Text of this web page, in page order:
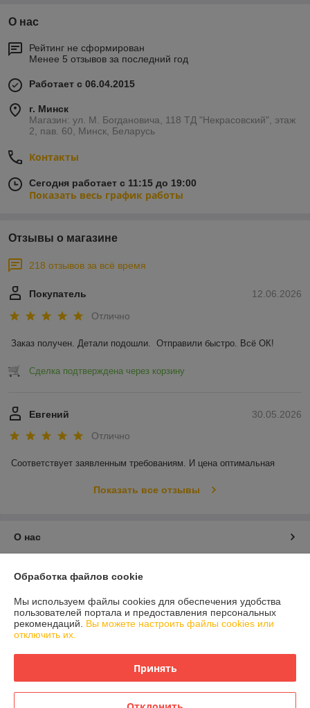
О нас
Рейтинг не сформирован
Менее 5 отзывов за последний год
Работает с 06.04.2015
г. Минск
Магазин: ул. М. Богдановича, 118 ТД "Некрасовский", этаж
2, пав. 60, Минск, Беларусь
Контакты
Сегодня работает с 11:15 до 19:00
Показать весь график работы
Отзывы о магазине
218 отзывов за всё время
12.06.2026
Покупатель
Отлично
Заказ получен. Детали подошли.  Отправили быстро. Всё ОК!
Сделка подтверждена через корзину
30.05.2026
Евгений
Отлично
Соответствует заявленным требованиям. И цена оптимальная
Показать все отзывы
О нас
Доставка и оплата
График работы
Обработка файлов cookie
Мы используем файлы cookies для обеспечения удобства
пользователей портала и предоставления персональных
рекомендаций. Вы можете настроить файлы cookies или
отключить их.
Принять